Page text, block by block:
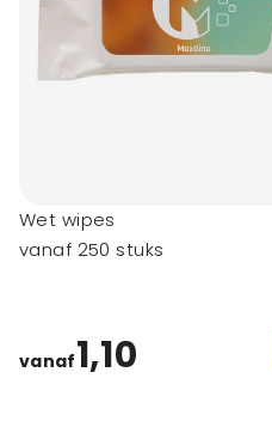
Wet wipes
vanaf 250 stuks
vanaf1,10